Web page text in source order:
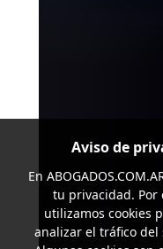
Aviso de
En
tu privacidad.
utilizamos cookies
analizar el tráfico del